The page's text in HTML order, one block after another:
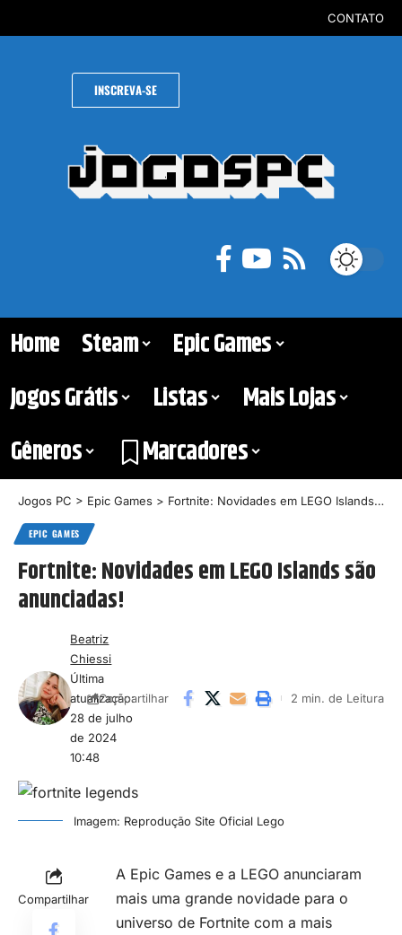
CONTATO
INSCREVA-SE
Home Steam
Epic Games
Jogos Grátis
Listas
Mais Lojas
Gêneros
Marcadores
Jogos PC > Epic Games > Fortnite: Novidades em LEGO Islands são anunciadas!
EPIC GAMES
Fortnite: Novidades em LEGO Islands são
anunciadas!
Última
atualização:
28 de julho
de 2024
10:48
Beatriz
Chiessi
Compartilhar 2 min. de Leitura
Imagem: Reprodução Site Oficial Lego
Compartilhar
A Epic Games e a LEGO anunciaram
mais uma grande novidade para o
universo de Fortnite com a mais